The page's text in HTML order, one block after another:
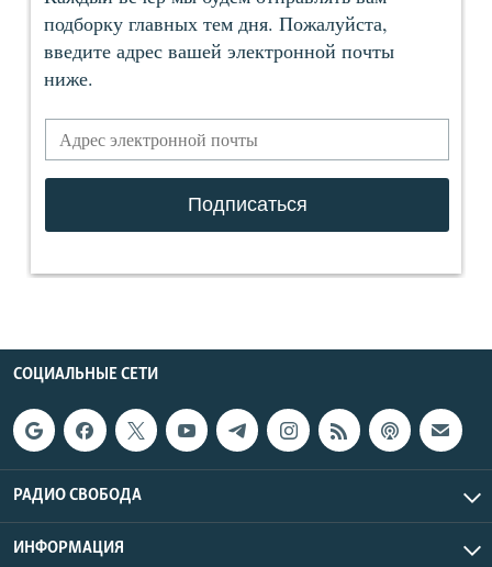
СОЦИАЛЬНЫЕ СЕТИ
РАДИО СВОБОДА
ИНФОРМАЦИЯ